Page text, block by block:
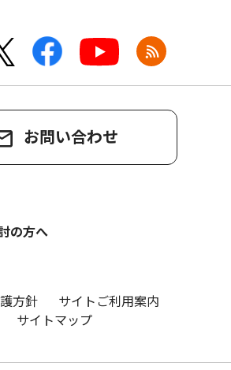
お問い合わせ
の方へ
方針
サイトご利用案内
サイトマップ